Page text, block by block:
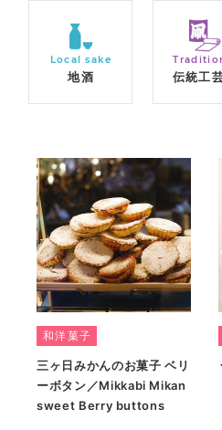
Local sake
地酒 伝統工
和洋菓子
三ヶ日みかんのお菓子 ベリ
ーボタン／Mikkabi Mikan
sweet Berry buttons